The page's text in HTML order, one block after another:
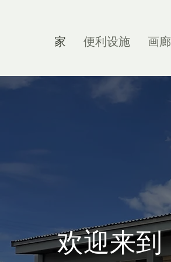
家 便利设施 画廊
欢迎来到